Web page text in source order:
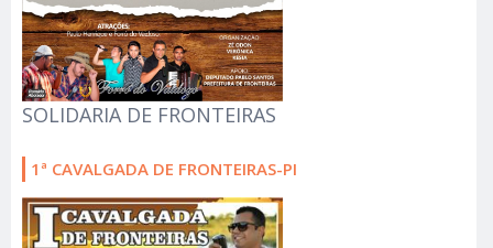
SOLIDARIA DE FRONTEIRAS
1ª CAVALGADA DE FRONTEIRAS-PI